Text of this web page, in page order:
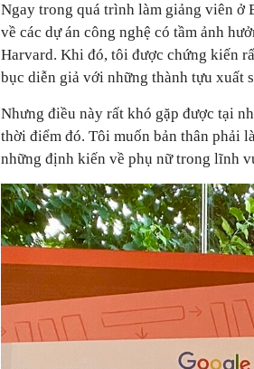
Ngay trong quá trình làm giảng viên ở
về các dự án công nghệ có tầm ảnh
Harvard. Khi đó, tôi được chứng kiến
bục diễn giả với những thành tựu xuất
Nhưng điều này rất khó gặp được tại
thời điểm đó. Tôi muốn bản thân phải
những định kiến về phụ nữ trong lĩnh